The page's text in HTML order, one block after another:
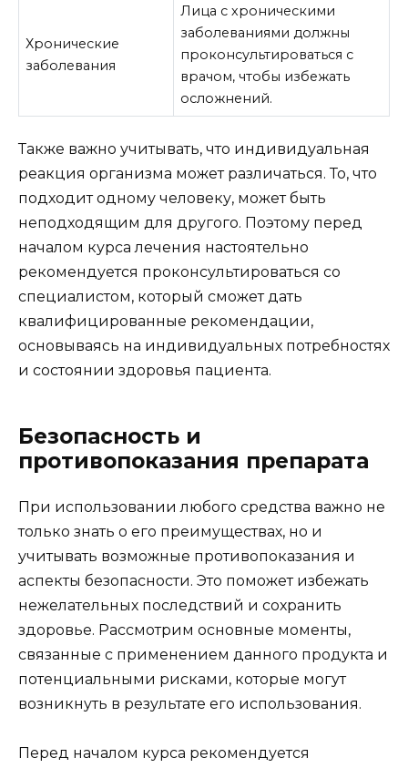
Хронические
заболевания
Лица с хроническими
заболеваниями должны
проконсультироваться с
врачом, чтобы избежать
осложнений.
Также важно учитывать, что индивидуальная
реакция организма может различаться. То, что
подходит одному человеку, может быть
неподходящим для другого. Поэтому перед
началом курса лечения настоятельно
рекомендуется проконсультироваться со
специалистом, который сможет дать
квалифицированные рекомендации,
основываясь на индивидуальных потребностях
и состоянии здоровья пациента.
Безопасность и
противопоказания препарата
При использовании любого средства важно не
только знать о его преимуществах, но и
учитывать возможные противопоказания и
аспекты безопасности. Это поможет избежать
нежелательных последствий и сохранить
здоровье. Рассмотрим основные моменты,
связанные с применением данного продукта и
потенциальными рисками, которые могут
возникнуть в результате его использования.
Перед началом курса рекомендуется